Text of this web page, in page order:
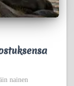
nainen